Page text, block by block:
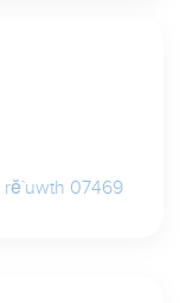
rĕ`uwth 07469